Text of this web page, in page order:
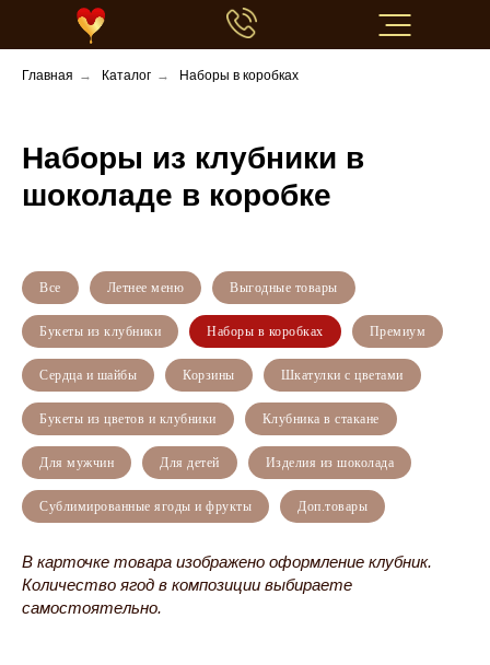
Главная → Каталог → Наборы в коробках
Наборы из клубники в
шоколаде в коробке
Все Летнее меню Выгодные товары
Букеты из клубники Наборы в коробках Премиум
Сердца и шайбы Корзины Шкатулки с цветами
Букеты из цветов и клубники Клубника в стакане
Для мужчин Для детей Изделия из шоколада
Сублимированные ягоды и фрукты Доп.товары
В карточке товара изображено оформление клубник.
Количество ягод в композиции выбираете
самостоятельно.